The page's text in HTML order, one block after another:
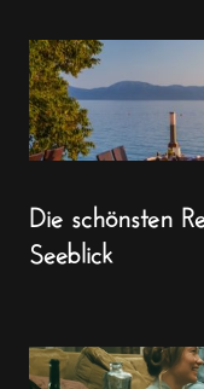
Die schönsten
Seeblick